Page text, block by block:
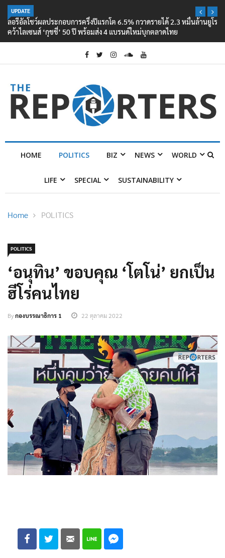
UPDATE
ลอรีอัลโชว์ผลประกอบการครึ่งปีแรกโต 6.5% กวาดรายได้ 2.3 หมื่นล้านยูโร
คว้าไลเซนส์ ‘กุชชี่’ 50 ปี พร้อมส่ง 4 แบรนด์ใหม่บุกตลาดไทย
HOME POLITICS BIZ NEWS WORLD
LIFE SPECIAL SUSTAINABILITY
Home POLITICS
POLITICS
‘อนุทิน’ ขอบคุณ ‘โตโน่’ ยกเป็น
ฮีโร่คนไทย
Byกองบรรณาธิการ 1 22 ตุลาคม 2022